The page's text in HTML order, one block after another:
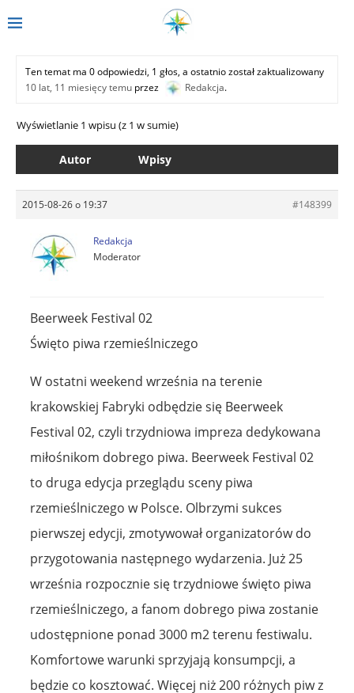
Ten temat ma 0 odpowiedzi, 1 głos, a ostatnio został zaktualizowany
10 lat, 11 miesięcy temu przez Redakcja.
Wyświetlanie 1 wpisu (z 1 w sumie)
Autor Wpisy
2015-08-26 o 19:37 #148399
Redakcja
Moderator
Beerweek Festival 02
Święto piwa rzemieślniczego
W ostatni weekend września na terenie
krakowskiej Fabryki odbędzie się Beerweek
Festival 02, czyli trzydniowa impreza dedykowana
miłośnikom dobrego piwa. Beerweek Festival 02
to druga edycja przeglądu sceny piwa
rzemieślniczego w Polsce. Olbrzymi sukces
pierwszej edycji, zmotywował organizatorów do
przygotowania następnego wydarzenia. Już 25
września rozpocznie się trzydniowe święto piwa
rzemieślniczego, a fanom dobrego piwa zostanie
udostępnione ponad 3000 m2 terenu festiwalu.
Komfortowe warunki sprzyjają konsumpcji, a
będzie co kosztować. Więcej niż 200 różnych piw z